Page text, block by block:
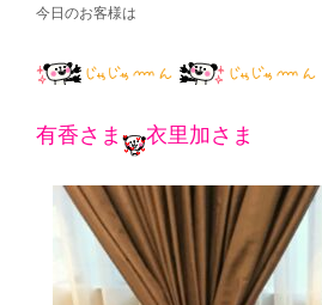
今日のお客様は
有香さま 衣里加さま